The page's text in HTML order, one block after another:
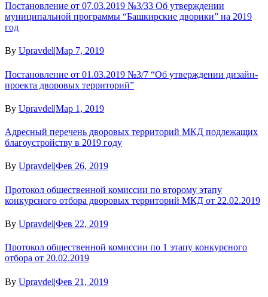
Постановление от 07.03.2019 №3/33 Об утверждении
муниципальной программы “Башкирские дворики” на 2019
год
By Upravdel|Мар 7, 2019
Постановление от 01.03.2019 №3/7 “Об утверждении дизайн-
проекта дворовых территорий”
By Upravdel|Мар 1, 2019
Адресный перечень дворовых территорий МКД подлежащих
благоустройству в 2019 году
By UpravdelФев 26, 2019
Протокол общественной комиссии по второму этапу
конкурсного отбора дворовых территорий МКД от 22.02.2019
By Upravdel|Фев 22, 2019
Протокол общественной комиссии по 1 этапу конкурсного
отбора от 20.02.2019
By Upravdel|Фев 21, 2019